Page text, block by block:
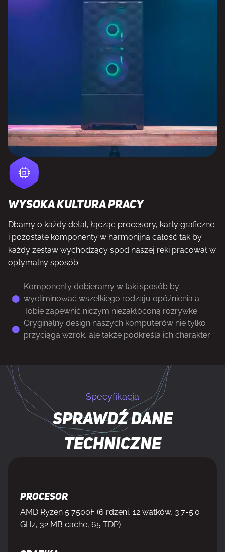
Wysoka kultura pracy
Dbamy o każdy detal, łącząc procesory, karty graficzne
i pozostałe komponenty w harmonijną całość tak by
każdy zestaw wychodzący spod naszej ręki pracował w
optymalny sposób.
Komponenty dobieramy w taki sposób by
wyeliminować wszelkiego rodzaju opóźnienia a
Tobie zapewnić niczym niezakłóconą rozrywkę.
Oryginalny design naszych komputerów nie tylko
przyciąga wzrok, ale także podkreśla ich charakter.
Specyfikacja
Sprawdź dane
techniczne
Procesor
AMD Ryzen 5 7500F (6 rdzeni, 12 wątków, 3.7-5.0
GHz, 32 MB cache, 65 TDP)